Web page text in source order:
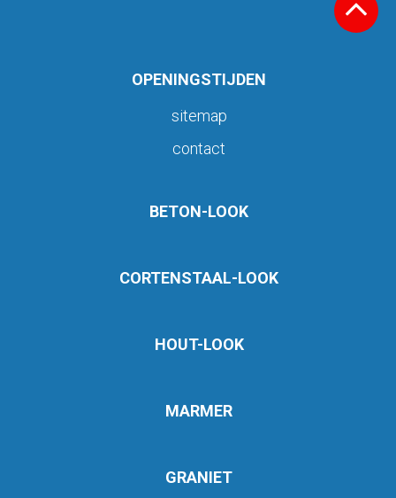
OPENINGSTIJDEN
sitemap
contact
BETON-LOOK
CORTENSTAAL-LOOK
HOUT-LOOK
MARMER
GRANIET